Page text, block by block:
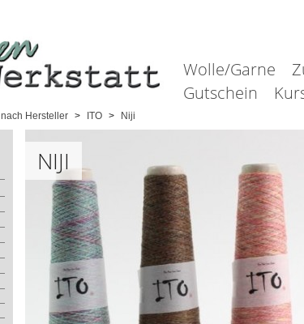
Wolle/Garne
Gutschein
nach Hersteller ITO Niji
NIJI